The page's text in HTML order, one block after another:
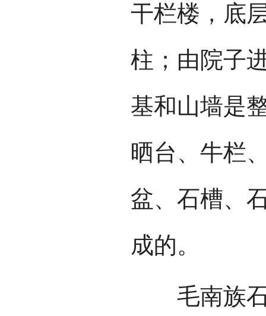
干栏楼，底
柱；由院子
基和山墙是
晒台、牛栏
盆、石槽、
成的。
毛南族石